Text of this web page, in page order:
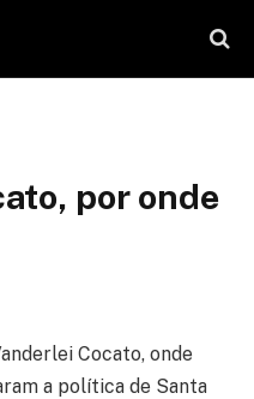
por onde
Cocato, onde
a política de Santa